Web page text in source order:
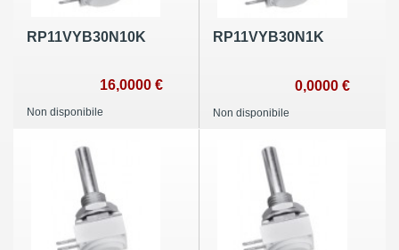
RP11VYB30N10K
16,0000 €
Non disponibile
RP11VYB30N1K
0,0000 €
Non disponibile